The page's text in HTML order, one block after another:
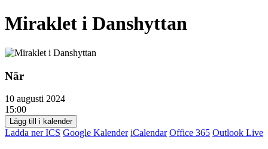
Miraklet i Danshyttan
När
10 augusti 2024
15:00
Lägg till i kalender
Ladda ner ICS Google Kalender iCalendar Office 365 Outlook Live